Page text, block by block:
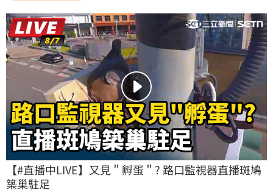
【#直播中LIVE】又見＂孵蛋＂? 路口監視器直播斑鳩
築巢駐足